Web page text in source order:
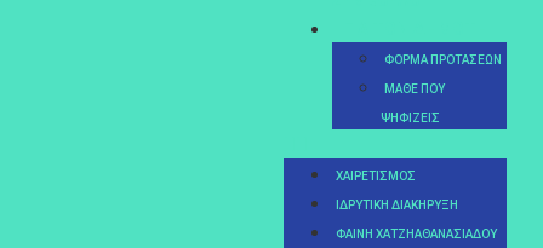
ΦΌΡΜΑ ΠΡΟΤΆΣΕΩΝ
MΆΘΕ ΠΟΥ
ΨΗΦΊΖΕΙΣ
ΧΑΙΡΕΤΙΣΜΌΣ
ΙΔΡΥΤΙΚΉ ΔΙΑΚΉΡΥΞΗ
ΦΑΊΝΗ ΧΑΤΖΗΑΘΑΝΑΣΙΆΔΟΥ